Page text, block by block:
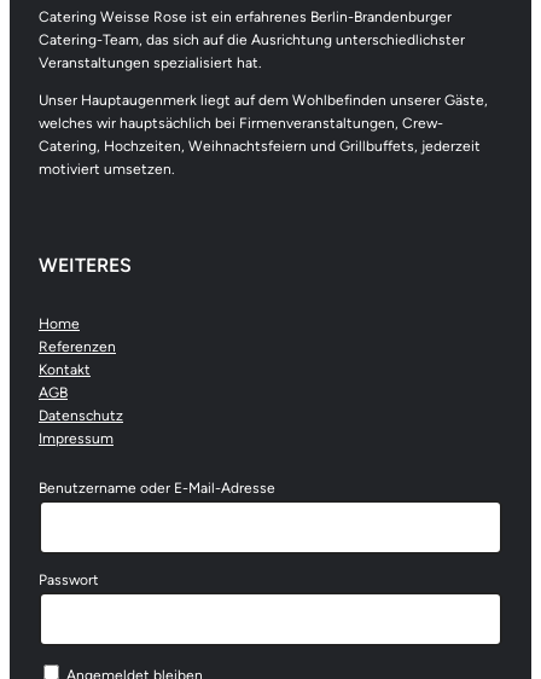
Catering Weisse Rose ist ein erfahrenes Berlin-Brandenburger
Catering-Team, das sich auf die Ausrichtung unterschiedlichster
Veranstaltungen spezialisiert hat.
Unser Hauptaugenmerk liegt auf dem Wohlbefinden unserer Gäste,
welches wir hauptsächlich bei Firmenveranstaltungen, Crew-
Catering, Hochzeiten, Weihnachtsfeiern und Grillbuffets, jederzeit
motiviert umsetzen.
WEITERES
Home
Referenzen
Kontakt
AGB
Datenschutz
Impressum
Benutzername oder E-Mail-Adresse
Passwort
Angemeldet bleiben